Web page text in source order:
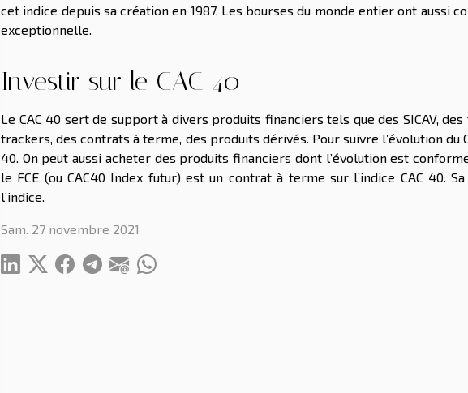
cet indice depuis sa création en 1987. Les bourses du monde entier ont aussi
exceptionnelle.
Investir sur le CAC 40
Le CAC 40 sert de support à divers produits financiers tels que des SICAV,
trackers, des contrats à terme, des produits dérivés. Pour suivre l’évolution du
40. On peut aussi acheter des produits financiers dont l’évolution est
le FCE (ou CAC40 Index futur) est un contrat à terme sur l’indice CAC 40.
l’indice.
Sam. 27 novembre 2021